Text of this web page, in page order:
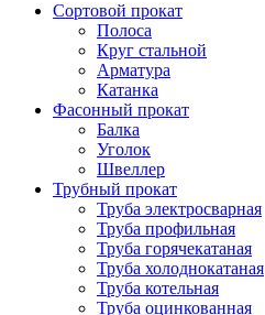
Сортовой прокат
Полоса
Круг стальной
Арматура
Катанка
Фасонный прокат
Балка
Уголок
Швеллер
Трубный прокат
Труба электросварная
Труба профильная
Труба горячекатаная
Труба холоднокатаная
Труба котельная
Труба оцинкованная